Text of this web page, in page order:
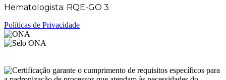
Hematologista: RQE-GO 3
Políticas de Privacidade